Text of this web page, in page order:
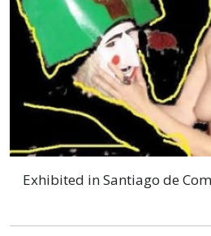
Exhibited in Santiago de